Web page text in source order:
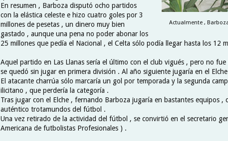
Actualmente ,
En resumen , Barboza disputó ocho partidos
con la elástica celeste e hizo cuatro goles por 3
millones de pesetas , un dinero muy bien
gastado , aunque una pena no poder abonar los
25 millones que pedía el Nacional , el Celta sólo podía llegar hasta los 12
Aquel partido en Las Llanas sería el último con el club vigués , pero no
se quedó sin jugar en primera división . Al año siguiente jugaría en el
El atacante charrúa sólo marcaría un gol por temporada y la segunda
ilicitano , que perdería la categoría .
Tras jugar con el Elche , fernando Barboza jugaría en bastantes equipos ,
auténtico trotamundos del fútbol .
Una vez retirado de la actividad del fútbol , se convirtió en el secretario
Americana de futbolistas Profesionales ) .